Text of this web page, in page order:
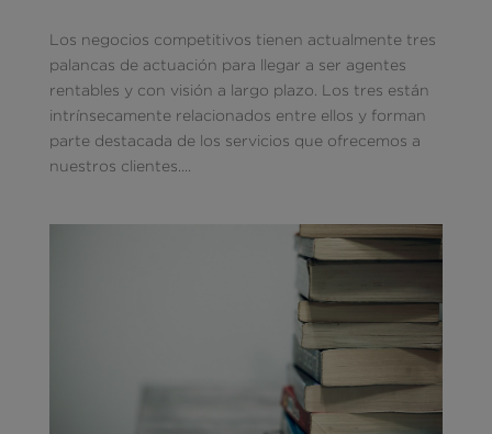
Los negocios competitivos tienen actualmente tres
palancas de actuación para llegar a ser agentes
rentables y con visión a largo plazo. Los tres están
intrínsecamente relacionados entre ellos y forman
parte destacada de los servicios que ofrecemos a
nuestros clientes....